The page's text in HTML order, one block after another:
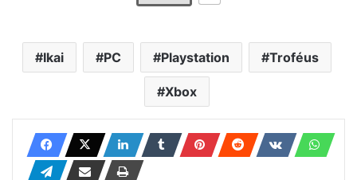
Ikai PC Playstation Troféus
Xbox